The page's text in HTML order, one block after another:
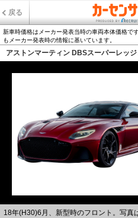
戻る
新車時価格はメーカー発表当時の車両本体価格で
もメーカー発表時の情報に基いています。
アストンマーティン DBSスーパーレッ
18年(H30)6月、新型時のフロント。写真